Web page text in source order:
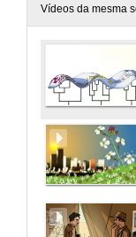
Vídeos da mesma